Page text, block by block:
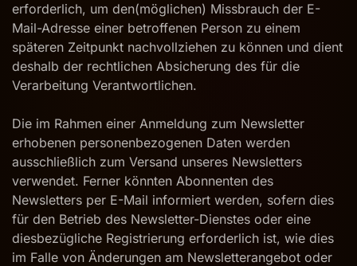
erforderlich, um den(möglichen) Missbrauch der E-
Mail-Adresse einer betroffenen Person zu einem
späteren Zeitpunkt nachvollziehen zu können und dient
deshalb der rechtlichen Absicherung des für die
Verarbeitung Verantwortlichen.
Die im Rahmen einer Anmeldung zum Newsletter
erhobenen personenbezogenen Daten werden
ausschließlich zum Versand unseres Newsletters
verwendet. Ferner könnten Abonnenten des
Newsletters per E-Mail informiert werden, sofern dies
für den Betrieb des Newsletter-Dienstes oder eine
diesbezügliche Registrierung erforderlich ist, wie dies
im Falle von Änderungen am Newsletterangebot oder